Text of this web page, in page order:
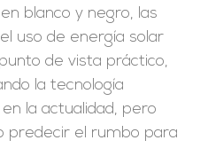
blanco y negro, las
uso de energía solar
de vista práctico,
la tecnología
la actualidad, pero
predecir el rumbo para